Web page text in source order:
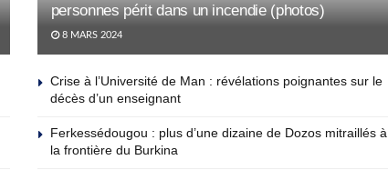
personnes périt dans un incendie (photos)
8 MARS 2024
Crise à l’Université de Man : révélations poignantes sur le
décès d’un enseignant
Ferkessédougou : plus d’une dizaine de Dozos mitraillés à
la frontière du Burkina